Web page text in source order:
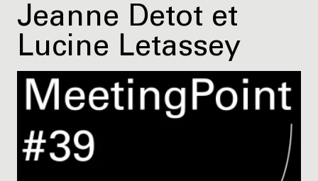
Jeanne Detot et
Lucine Letassey